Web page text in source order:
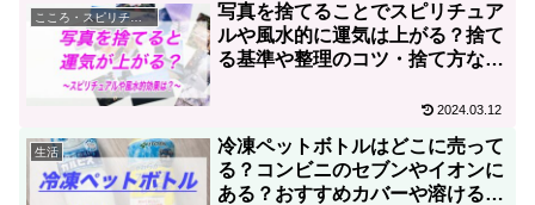
こころ・スピリチュアル
写真を捨てることでスピリチュア
ルや風水的に運気は上がる？捨て
る基準や整理のコツ・捨て方など
2024.03.12
生活
冷凍ペットボトルはどこに売って
る？コンビニのセブンやイオンに
ある？おすすめカバーや溶ける時